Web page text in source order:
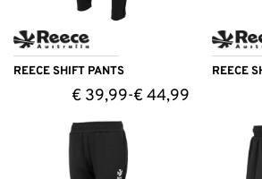
REECE SHIFT PANTS
€39,99-€44,99
REECE